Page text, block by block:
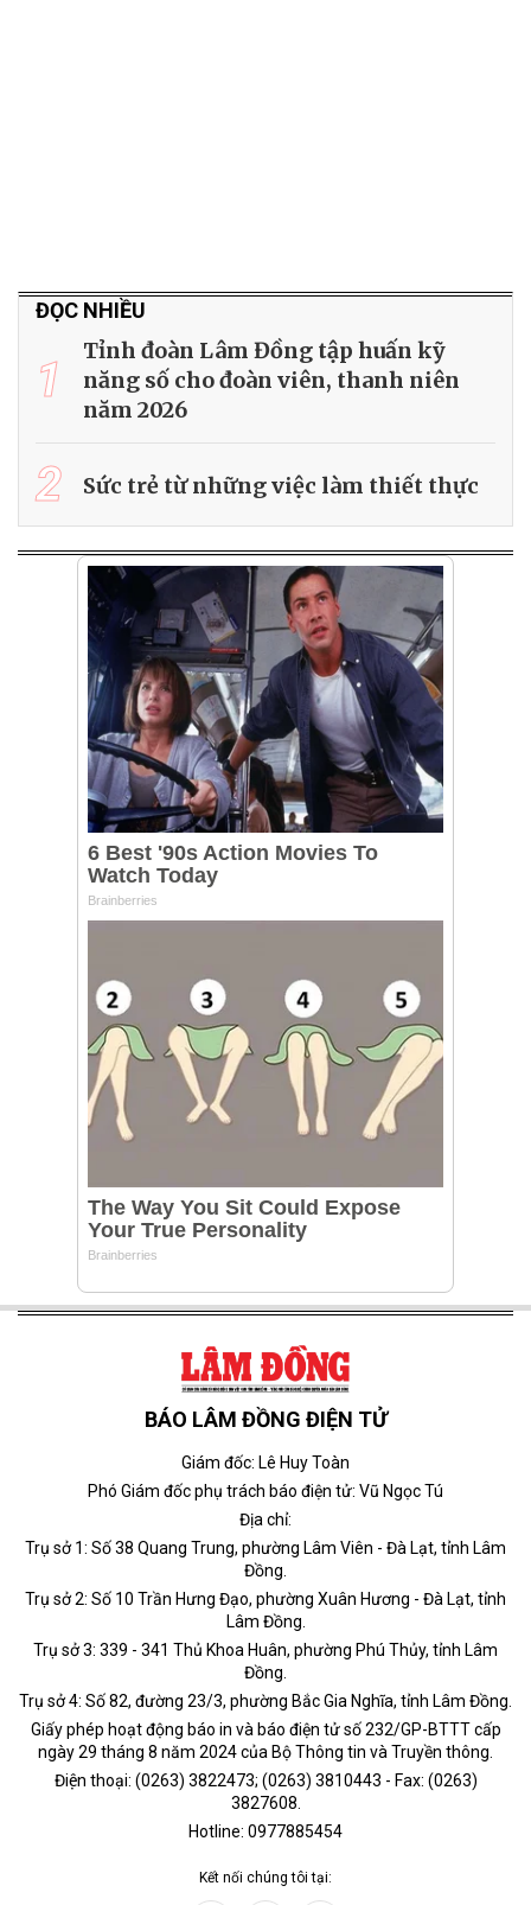
ĐỌC NHIỀU
1
Tỉnh đoàn Lâm Đồng tập huấn kỹ
năng số cho đoàn viên, thanh niên
năm 2026
2 Sức trẻ từ những việc làm thiết thực
BÁO LÂM ĐỒNG ĐIỆN TỬ
Giám đốc: Lê Huy Toàn
Phó Giám đốc phụ trách báo điện tử: Vũ Ngọc Tú
Địa chỉ:
Trụ sở 1: Số 38 Quang Trung, phường Lâm Viên - Đà Lạt, tỉnh Lâm
Đồng.
Trụ sở 2: Số 10 Trần Hưng Đạo, phường Xuân Hương - Đà Lạt, tỉnh
Lâm Đồng.
Trụ sở 3: 339 - 341 Thủ Khoa Huân, phường Phú Thủy, tỉnh Lâm
Đồng.
Trụ sở 4: Số 82, đường 23/3, phường Bắc Gia Nghĩa, tỉnh Lâm Đồng.
Giấy phép hoạt động báo in và báo điện tử số 232/GP-BTTT cấp
ngày 29 tháng 8 năm 2024 của Bộ Thông tin và Truyền thông.
Điện thoại: (0263) 3822473; (0263) 3810443 - Fax: (0263)
3827608.
Hotline: 0977885454
Kết nối chúng tôi tại: